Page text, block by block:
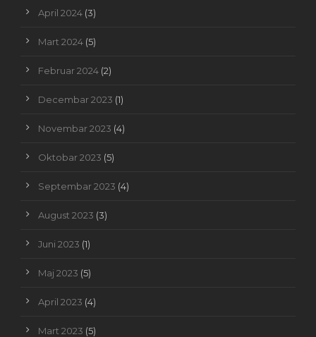
April 2024 (3)
Mart 2024 (5)
Februar 2024 (2)
Decembar 2023 (1)
Novembar 2023 (4)
Oktobar 2023 (5)
Septembar 2023 (4)
August 2023 (3)
Juni 2023 (1)
Maj 2023 (5)
April 2023 (4)
Mart 2023 (5)